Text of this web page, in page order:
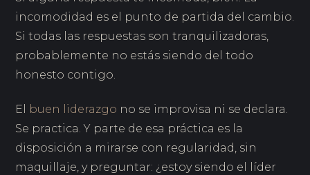
incomodidad es el punto de partida del cambio.
Si todas las respuestas son tranquilizadoras,
probablemente no estás siendo del todo
honesto contigo.
El buen liderazgo no se improvisa ni se declara.
Se practica. Y parte de esa práctica es la
disposición a mirarse con regularidad, sin
maquillaje, y preguntar: ¿estoy siendo el líder